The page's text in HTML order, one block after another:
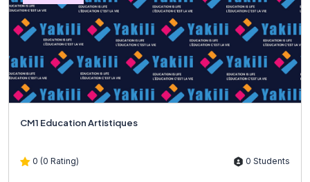
CM1 Education Artistiques
0 (0 Rating) 0 Students